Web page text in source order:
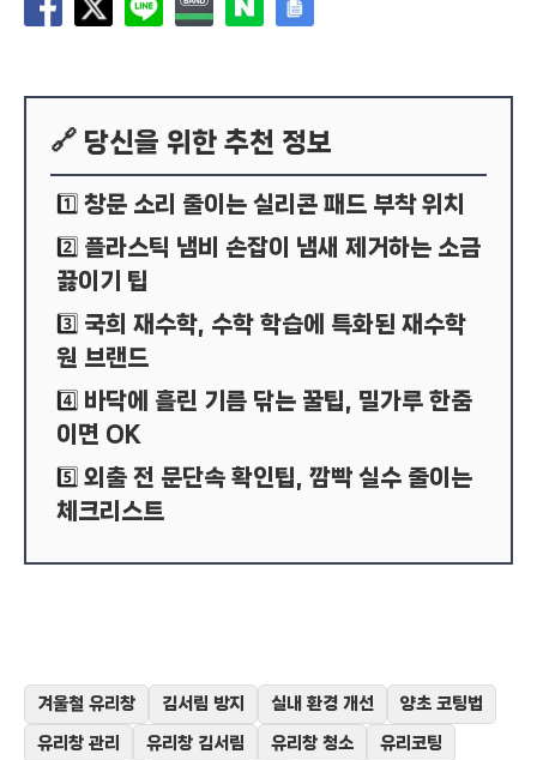
🔗 당신을 위한 추천 정보
1️⃣ 창문 소리 줄이는 실리콘 패드 부착 위치
2️⃣ 플라스틱 냄비 손잡이 냄새 제거하는 소금
끓이기 팁
3️⃣ 국희 재수학, 수학 학습에 특화된 재수학
원 브랜드
4️⃣ 바닥에 흘린 기름 닦는 꿀팁, 밀가루 한줌
이면 OK
5️⃣ 외출 전 문단속 확인팁, 깜빡 실수 줄이는
체크리스트
겨울철 유리창 김서림 방지 실내 환경 개선 양초 코팅법
유리창 관리 유리창 김서림 유리창 청소 유리코팅